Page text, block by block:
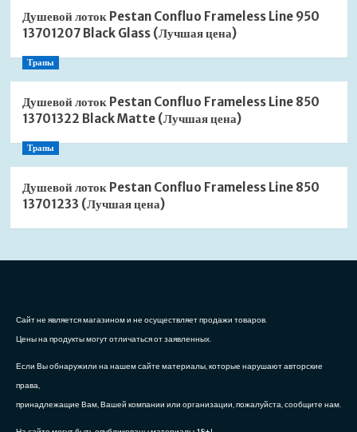
Душевой лоток Pestan Confluo Frameless Line 950
13701207 Black Glass (Лучшая цена)
Трапы
Душевой лоток Pestan Confluo Frameless Line 850
13701322 Black Matte (Лучшая цена)
Трапы
Душевой лоток Pestan Confluo Frameless Line 850
13701233 (Лучшая цена)
Сайт не является магазином и не осуществляет продажи товаров.
Цены на продукты могут отличаться от заявленных.
Если Вы обнаружили на нашем сайте материалы, которые нарушают авторские
права,
принадлежащие Вам, Вашей компании или организации, пожалуйста, сообщите нам.